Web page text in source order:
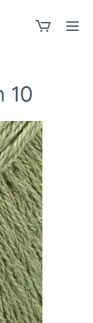
10